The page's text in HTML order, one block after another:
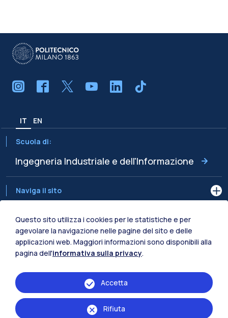
IT EN
Scuola di:
Ingegneria Industriale e dell'Informazione
Naviga il sito
Risorse
Contattaci
Questo sito utilizza i cookies per le statistiche e per
agevolare la navigazione nelle pagine del sito e delle
applicazioni web. Maggiori informazioni sono disponibili alla
pagina dell'informativa sulla privacy.
Rifiuta
Accetta